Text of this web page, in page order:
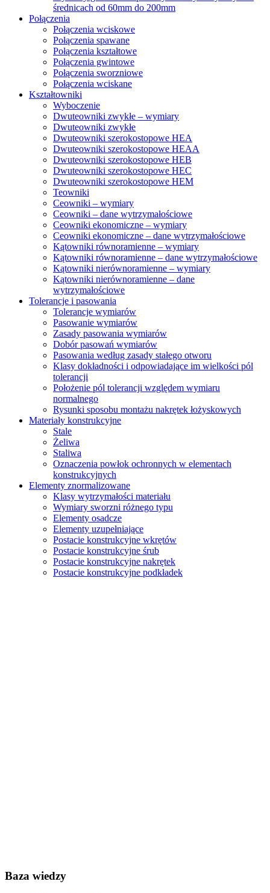
średnicach od 60mm do 200mm
Połączenia
Połączenia wciskowe
Połączenia spawane
Połączenia kształtowe
Połączenia gwintowe
Połączenia sworzniowe
Połączenia wciskane
Kształtowniki
Wyboczenie
Dwuteowniki zwykłe – wymiary
Dwuteowniki zwykłe
Dwuteowniki szerokostopowe HEA
Dwuteowniki szerokostopowe HEAA
Dwuteowniki szerokostopowe HEB
Dwuteowniki szerokostopowe HEC
Dwuteowniki szerokostopowe HEM
Teowniki
Ceowniki – wymiary
Ceowniki – dane wytrzymałościowe
Ceowniki ekonomiczne – wymiary
Ceowniki ekonomiczne – dane wytrzymałościowe
Kątowniki równoramienne – wymiary
Kątowniki równoramienne – dane wytrzymałościowe
Kątowniki nierównoramienne – wymiary
Kątowniki nierównoramienne – dane
wytrzymałościowe
Tolerancje i pasowania
Tolerancje wymiarów
Pasowanie wymiarów
Zasady pasowania wymiarów
Dobór pasowań wymiarów
Pasowania według zasady stałego otworu
Klasy dokładności i odpowiadające im wielkości pól
tolerancji
Położenie pól tolerancji względem wymiaru
normalnego
Rysunki sposobu montażu nakrętek łożyskowych
Materiały konstrukcyjne
Stale
Żeliwa
Staliwa
Oznaczenia powłok ochronnych w elementach
konstrukcyjnych
Elementy znormalizowane
Klasy wytrzymałości materiału
Wymiary sworzni różnego typu
Elementy osadcze
Elementy uzupełniające
Postacie konstrukcyjne wkrętów
Postacie konstrukcyjne śrub
Postacie konstrukcyjne nakrętek
Postacie konstrukcyjne podkładek
Baza wiedzy